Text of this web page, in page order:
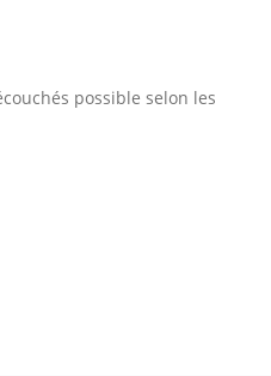
possible selon les